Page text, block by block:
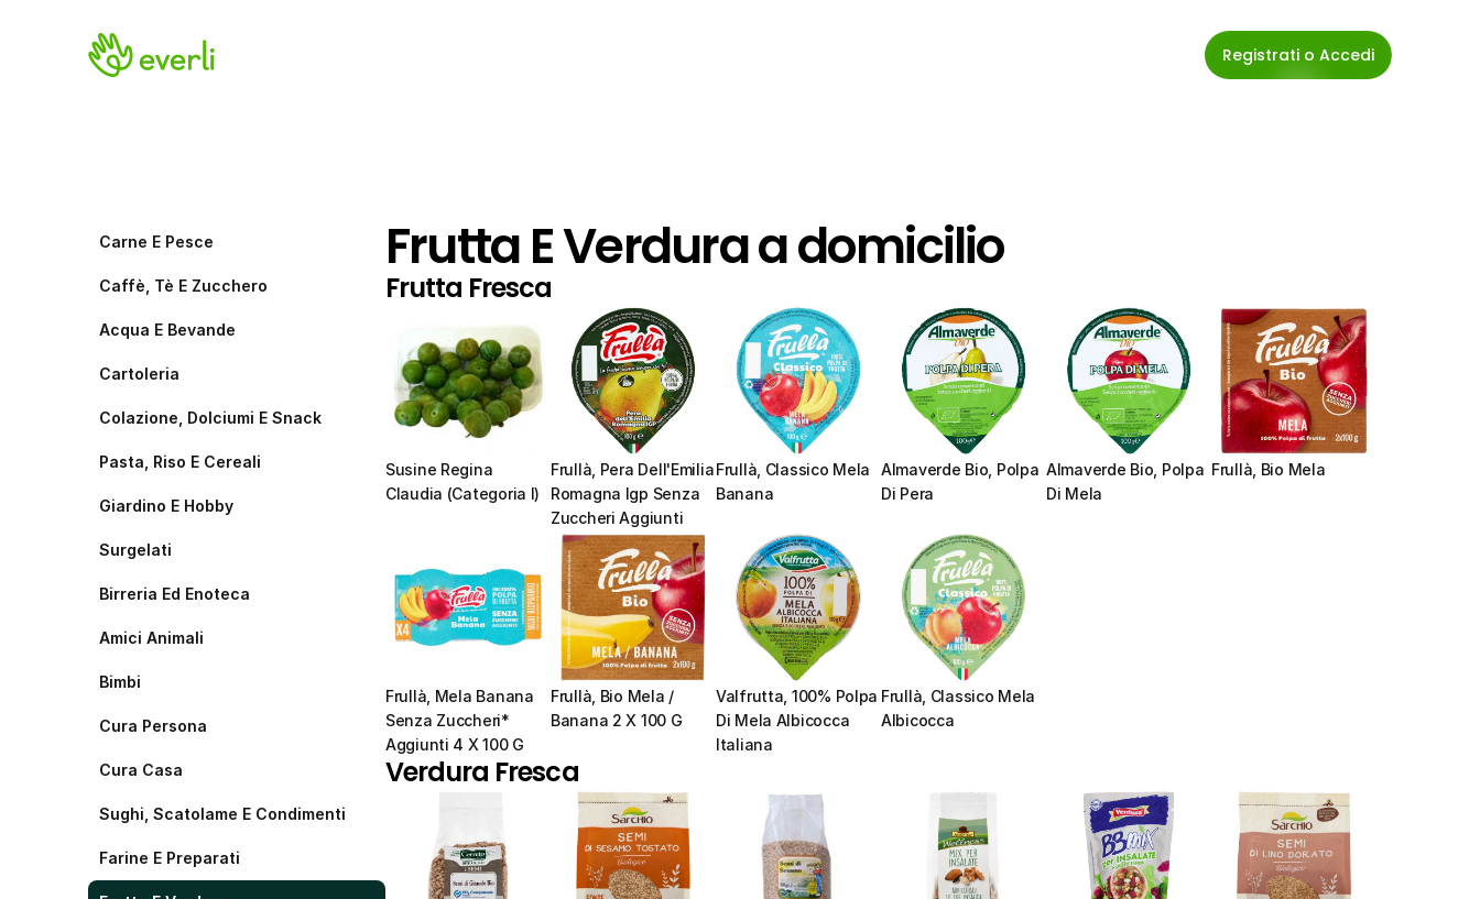
Registrati o Accedi
Carne E Pesce
Caffè, Tè E Zucchero
Acqua E Bevande
Cartoleria
Colazione, Dolciumi E Snack
Pasta, Riso E Cereali
Giardino E Hobby
Surgelati
Birreria Ed Enoteca
Amici Animali
Bimbi
Cura Persona
Cura Casa
Sughi, Scatolame E Condimenti
Farine E Preparati
Frutta E Verdura a domicilio
Frutta Fresca
Susine Regina
Claudia (Categoria I)
Frullà, Pera Dell'Emilia
Romagna Igp Senza
Zuccheri Aggiunti
Frullà, Classico Mela
Banana
Almaverde Bio, Polpa
Di Pera
Almaverde Bio, Polpa
Di Mela
Frullà, Bio Mela
Frullà, Mela Banana
Senza Zuccheri*
Aggiunti 4 X 100 G
Frullà, Bio Mela /
Banana 2 X 100 G
Valfrutta, 100% Polpa
Di Mela Albicocca
Italiana
Frullà, Classico Mela
Albicocca
Verdura Fresca